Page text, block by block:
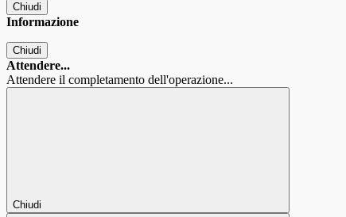
Chiudi
Informazione
Chiudi
Attendere...
Attendere il completamento dell'operazione...
Chiudi